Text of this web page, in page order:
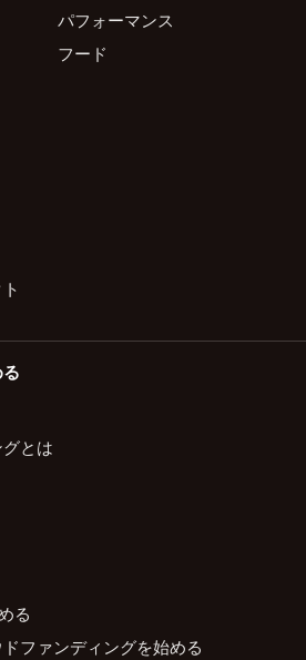
パフォーマンス
フード
とは
る
ファンディングを始める